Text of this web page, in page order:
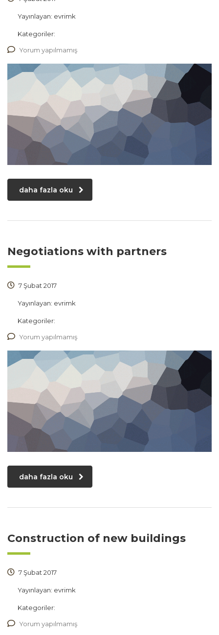
Yayınlayan: evrimk
Kategoriler:
Yorum yapılmamış
daha fazla oku
Negotiations with partners
7 Şubat 2017
Yayınlayan: evrimk
Kategoriler:
Yorum yapılmamış
daha fazla oku
Construction of new buildings
7 Şubat 2017
Yayınlayan: evrimk
Kategoriler:
Yorum yapılmamış